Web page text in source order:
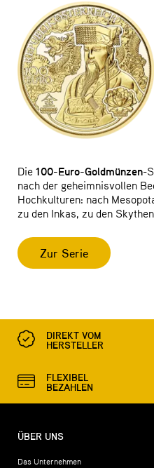
Die 100-Euro-Goldmünzen-
nach der geheimnisvollen
Hochkulturen: nach
zu den Inkas, zu den
Zur Serie
DIREKT VOM
HERSTELLER
FLEXIBEL
BEZAHLEN
ÜBER UNS
Das Unternehmen